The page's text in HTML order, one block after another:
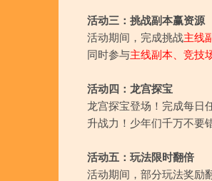
活动三：挑战副本赢资源
活动期间，完成挑战主线
​同时参与主线副本、竞技
活动四：龙宫探宝
龙宫探宝登场！完成每日
升战力！少年们千万不要
活动五：玩法限时翻倍
活动期间，部分玩法奖励